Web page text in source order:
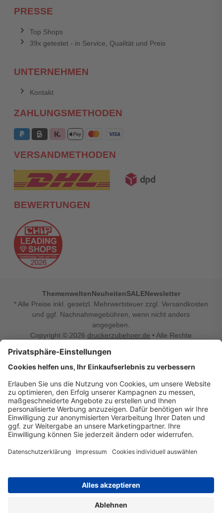
PRESSE
Top Shops
39x getestet - in Service, Qualität und Preis
UNTERNEHMEN
Kontakt
ZAHLUNGSMETHODEN
VERSANDMETHODEN
BEWERTUNGEN
ThemenweltenNeuheitenSALENewsletter
* Alle Preise inkl. gesetzl. Mehrwertsteuer zzgl. Versandkosten
und ggf. Nachnahmegebühren, wenn nicht anders
angegeben.
Copyright © 2026 druckerzubehoer.de • Alle Rechte
Vertrag widerrufen
Druckerzubehoer.de – preiswerte Qualität für Ihr Office
Sie sind auf der Suche nach dem passenden Druckerzubehör
oder Zubehör für das Büro, den Computer oder Ihr
Smartphone? Dann sind Sie bei Druckerzubehoer.de genau
richtig! Unser breites Sortiment bietet unter anderem Tinte
und Toner für alle gängigen Druckermodelle – großer sowie
kleiner Hersteller. Zugleich sind wir Ihr Online Fachhandel für
einrichten, die Werkstatt ausstatten oder den Alltag mit
was Ihren Arbeitsplatz noch komfortabler macht, finden Sie
bei uns auch Bastelspaß, Schulbedarf, Beleuchtung,
für die ganze Familie. Entdecken Sie günstige Angebote und